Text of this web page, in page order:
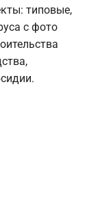
типовые,
с фото